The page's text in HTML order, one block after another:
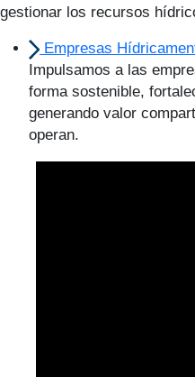
gestionar los recursos
Empresas
Impulsamos a las
forma sostenible,
generando valor
operan.